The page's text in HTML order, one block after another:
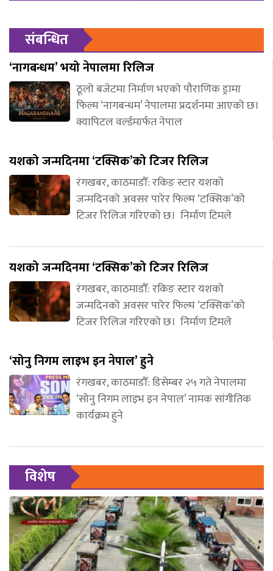
संबन्धित
‘नागबन्धम’ भयो नेपालमा रिलिज
ठूलो बजेटमा निर्माण भएको पौराणिक ड्रामा
फिल्म ‘नागबन्धम’ नेपालमा प्रदर्शनमा आएको छ।
क्यापिटल वर्ल्डमार्फत नेपाल
यशको जन्मदिनमा ‘टक्सिक’को टिजर रिलिज
रंगखबर, काठमाडौँ: रकिङ स्टार यशको
जन्मदिनको अवसर पारेर फिल्म ‘टक्सिक’को
टिजर रिलिज गरिएको छ। निर्माण टिमले
यशको जन्मदिनमा ‘टक्सिक’को टिजर रिलिज
रंगखबर, काठमाडौँ: रकिङ स्टार यशको
जन्मदिनको अवसर पारेर फिल्म ‘टक्सिक’को
टिजर रिलिज गरिएको छ। निर्माण टिमले
‘सोनु निगम लाइभ इन नेपाल’ हुने
रंगखबर, काठमाडौँ: डिसेम्बर २५ गते नेपालमा
‘सोनु निगम लाइभ इन नेपाल’ नामक सांगीतिक
कार्यक्रम हुने
विशेष